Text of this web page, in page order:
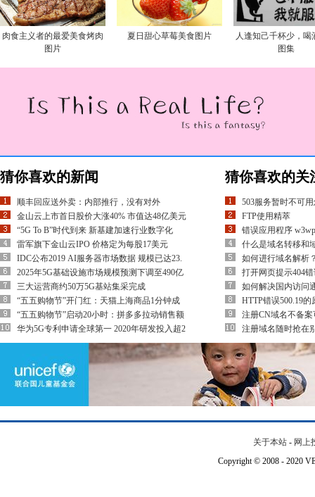
肉食主义者的最爱美食烤肉
图片
夏日甜心草莓美食图片
人逢知己千杯少，喝
图集
猜你喜欢的新闻
顺丰回应送外卖：内部推行，没有对外
金山云上市首日股价大涨40% 市值达48亿美元
“5G To B”时代到来 新基建加速行业数字化
雷军旗下金山云IPO 价格定为每股17美元
IDC公布2019 AI服务器市场数据 规模已达23.
2025年5G基础设施市场规模预测下调至490亿
三大运营商约50万5G基站集采完成
“五五购物节”开门红：天猫上海商品1分钟成
“五五购物节”启动20小时：拼多多拉动销售额
华为5G专利申请全球第一 2020年研发投入超2
猜你喜欢的关
503服务暂时不可
FTP使用精萃
错误应用程序
什么是域名转移和
如何进行域名解析
打开网页提示404
如何解决国内访问
HTTP错误500.19
注册CN域名不备
注册域名随时抢在
关于本站 - 网上
Copyright © 2008 - 2020